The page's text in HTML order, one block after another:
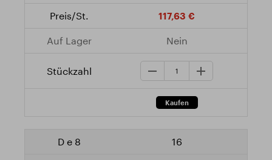
117,63 €
Nein
16